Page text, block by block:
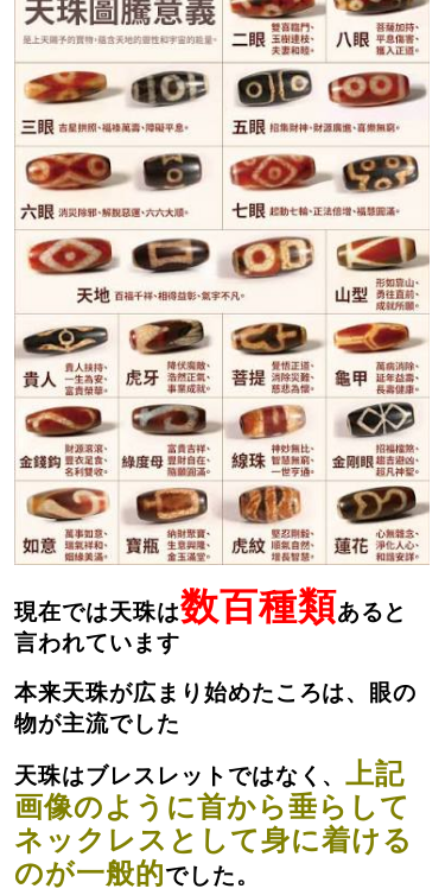
現在では天珠は数百種類あると
言われています
本来天珠が広まり始めたころは、眼の
物が主流でした
天珠はブレスレットではなく、上記
画像のように首から垂らして
ネックレスとして身に着ける
のが一般的でした。